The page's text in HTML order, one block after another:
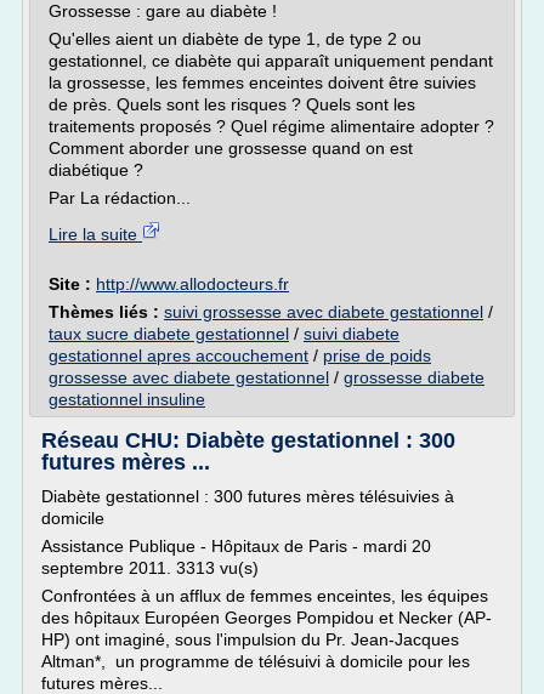
Grossesse : gare au diabète !
Qu'elles aient un diabète de type 1, de type 2 ou
gestationnel, ce diabète qui apparaît uniquement pendant
la grossesse, les femmes enceintes doivent être suivies
de près. Quels sont les risques ? Quels sont les
traitements proposés ? Quel régime alimentaire adopter ?
Comment aborder une grossesse quand on est
diabétique ?
Par La rédaction...
Lire la suite
Site : http://www.allodocteurs.fr
Thèmes liés : suivi grossesse avec diabete gestationnel /
taux sucre diabete gestationnel / suivi diabete
gestationnel apres accouchement / prise de poids
grossesse avec diabete gestationnel / grossesse diabete
gestationnel insuline
Réseau CHU: Diabète gestationnel : 300
futures mères ...
Diabète gestationnel : 300 futures mères télésuivies à
domicile
Assistance Publique - Hôpitaux de Paris - mardi 20
septembre 2011. 3313 vu(s)
Confrontées à un afflux de femmes enceintes, les équipes
des hôpitaux Européen Georges Pompidou et Necker (AP-
HP) ont imaginé, sous l'impulsion du Pr. Jean-Jacques
Altman*, un programme de télésuivi à domicile pour les
futures mères...